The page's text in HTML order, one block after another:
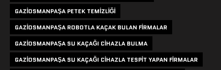
GAZIOSMANPAŞA PETEK TEMIZLIĞI
GAZIOSMANPAŞA ROBOTLA KAÇAK BULAN FIRMALAR
GAZIOSMANPAŞA SU KAÇAĞI CIHAZLA BULMA
GAZIOSMANPAŞA SU KAÇAĞI CIHAZLA TESPIT YAPAN FIRMALAR